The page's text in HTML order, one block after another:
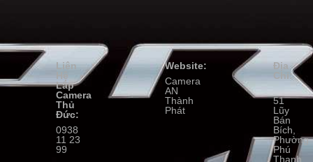
Liên
Hệ
Lắp
Camera
Thủ
Đức:
0938
11 23
99
Website:
Camera
AN
Thành
Phát
Địa
Chỉ:
51
Lũy
Bán
Bích,
Phường
Phú
Thạnh,